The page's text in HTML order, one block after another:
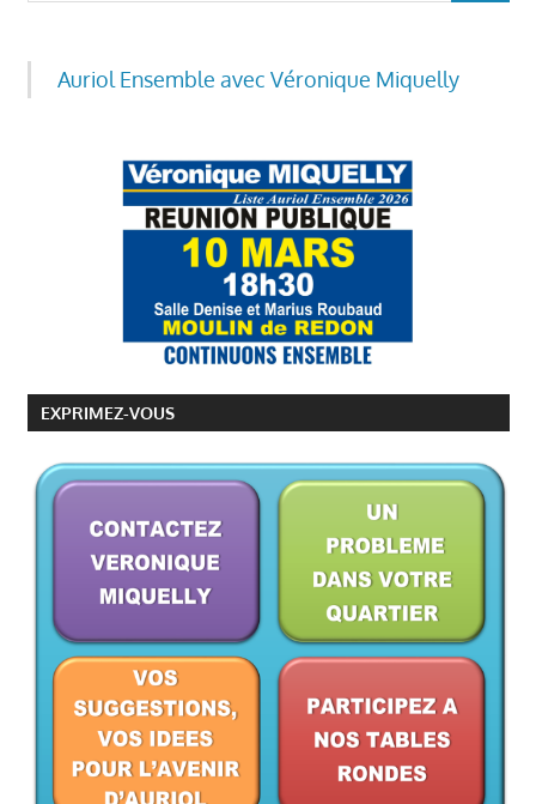
Auriol Ensemble avec Véronique Miquelly
EXPRIMEZ-VOUS